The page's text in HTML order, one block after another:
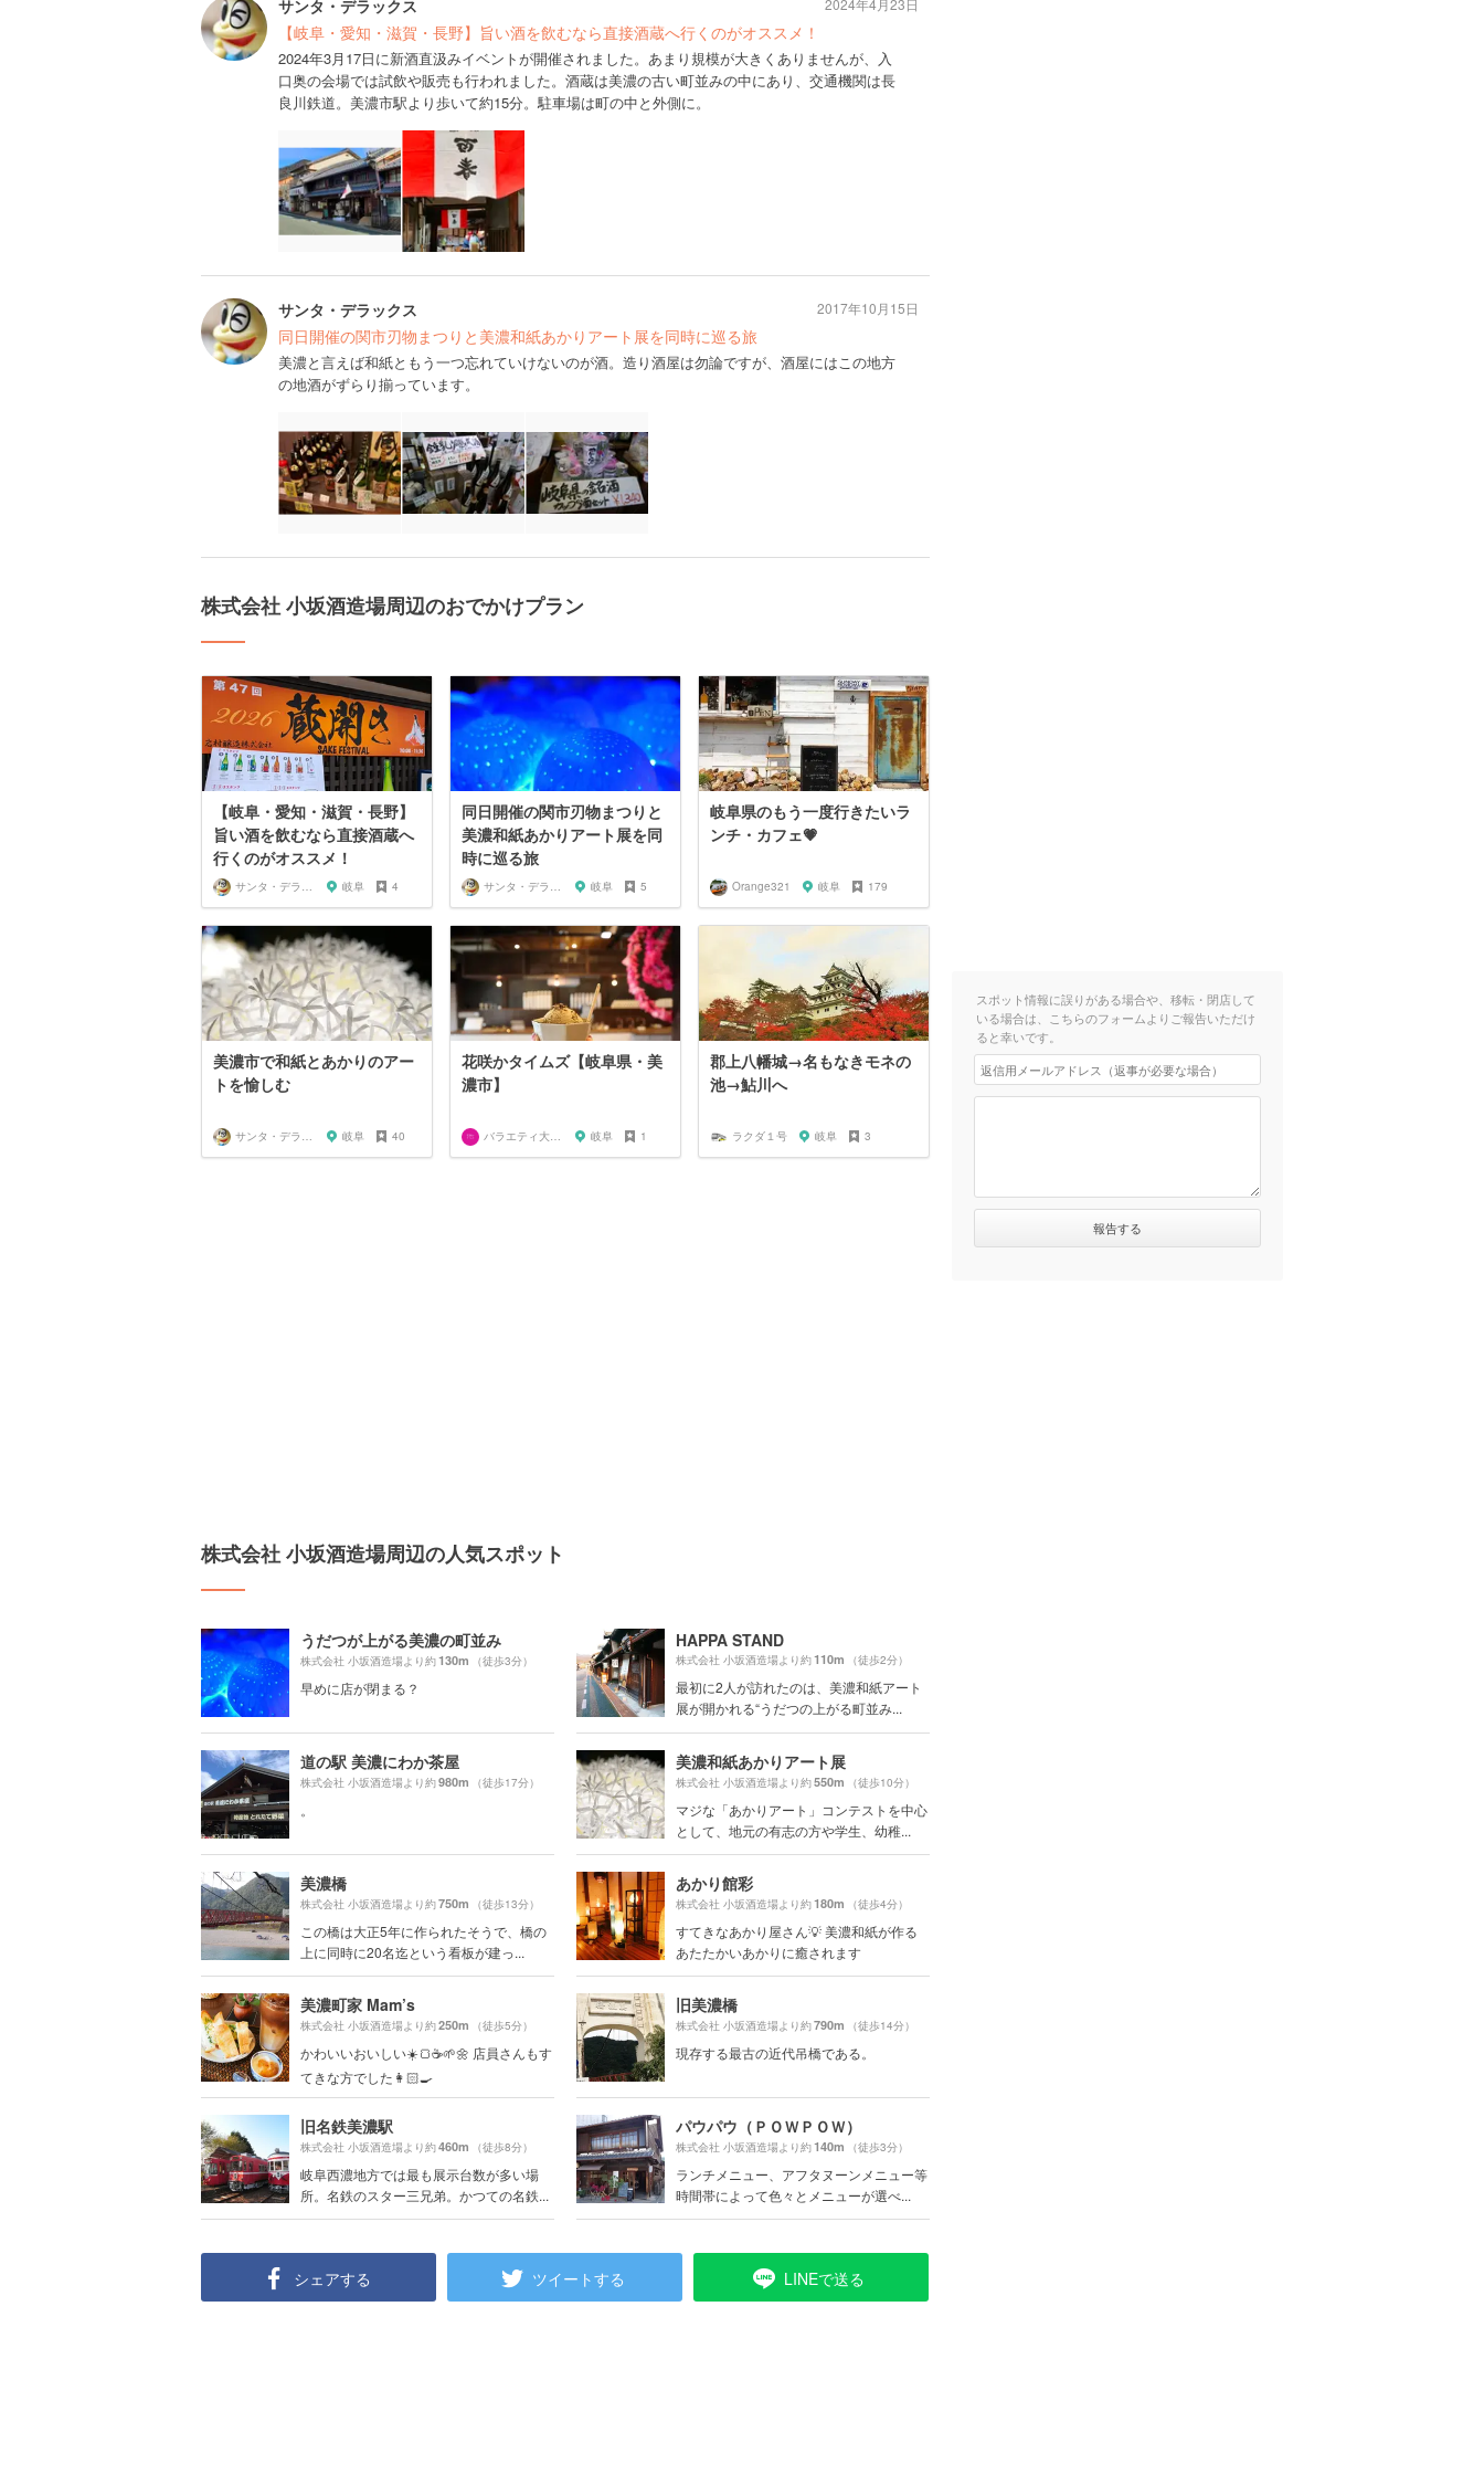
サンタ・デラックス
【岐阜・愛知・滋賀・長野】旨い酒を飲むなら直接酒蔵へ行くのがオススメ！
2024年3月17日に新酒直汲みイベントが開催されました。あまり規模が大きくありませんが、入
口奥の会場では試飲や販売も行われました。酒蔵は美濃の古い町並みの中にあり、交通機関は長
良川鉄道。美濃市駅より歩いて約15分。駐車場は町の中と外側に。
2024年4月23日
サンタ・デラックス
同日開催の関市刃物まつりと美濃和紙あかりアート展を同時に巡る旅
美濃と言えば和紙ともう一つ忘れていけないのが酒。造り酒屋は勿論ですが、酒屋にはこの地方
の地酒がずらり揃っています。
2017年10月15日
株式会社 小坂酒造場周辺のおでかけプラン
【岐阜・愛知・滋賀・長野】
旨い酒を飲むなら直接酒蔵へ
行くのがオススメ！
サンタ・デラックス 岐阜 4
同日開催の関市刃物まつりと
美濃和紙あかりアート展を同
時に巡る旅
サンタ・デラックス 岐阜 5
岐阜県のもう一度行きたいラ
ンチ・カフェ💗
Orange321 岐阜 179
美濃市で和紙とあかりのアー
トを愉しむ
サンタ・デラックス 岐阜 40
花咲かタイムズ【岐阜県・美
濃市】
バラエティ大好き芸人 岐阜 1
郡上八幡城→名もなきモネの
池→鮎川へ
ラクダ１号 岐阜 3
株式会社 小坂酒造場周辺の人気スポット
うだつが上がる美濃の町並み
株式会社 小坂酒造場より約130m （徒歩3分）
早めに店が閉まる？
HAPPA STAND
株式会社 小坂酒造場より約110m （徒歩2分）
最初に2人が訪れたのは、美濃和紙アート
展が開かれる“うだつの上がる町並み...
道の駅 美濃にわか茶屋
株式会社 小坂酒造場より約980m （徒歩17分）
。
美濃和紙あかりアート展
株式会社 小坂酒造場より約550m （徒歩10分）
マジな「あかりアート」コンテストを中心
として、地元の有志の方や学生、幼稚...
美濃橋
株式会社 小坂酒造場より約750m （徒歩13分）
この橋は大正5年に作られたそうで、橋の
上に同時に20名迄という看板が建っ...
あかり館彩
株式会社 小坂酒造場より約180m （徒歩4分）
すてきなあかり屋さん💡 美濃和紙が作る
あたたかいあかりに癒されます
美濃町家 Mam’s
株式会社 小坂酒造場より約250m （徒歩5分）
かわいいおいしい☀️🍞☕️🌱🌼 店員さんもす
てきな方でした👩🏻‍🍳
旧美濃橋
株式会社 小坂酒造場より約790m （徒歩14分）
現存する最古の近代吊橋である。
旧名鉄美濃駅
株式会社 小坂酒造場より約460m （徒歩8分）
岐阜西濃地方では最も展示台数が多い場
所。名鉄のスター三兄弟。かつての名鉄...
パウパウ（ＰＯＷＰＯＷ）
株式会社 小坂酒造場より約140m （徒歩3分）
ランチメニュー、アフタヌーンメニュー等
時間帯によって色々とメニューが選べ...
シェアする ツイートする LINEで送る
スポット情報に誤りがある場合や、移転・閉店して
いる場合は、こちらのフォームよりご報告いただけ
ると幸いです。